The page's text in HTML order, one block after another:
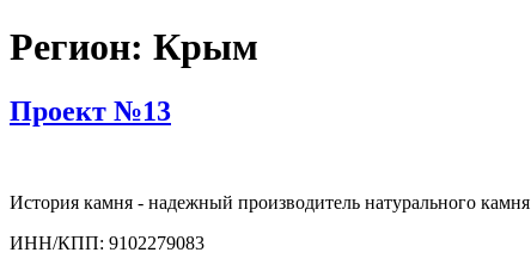
Регион: Крым
Проект №13
История камня - надежный производитель натурального камня
ИНН/КПП: 9102279083